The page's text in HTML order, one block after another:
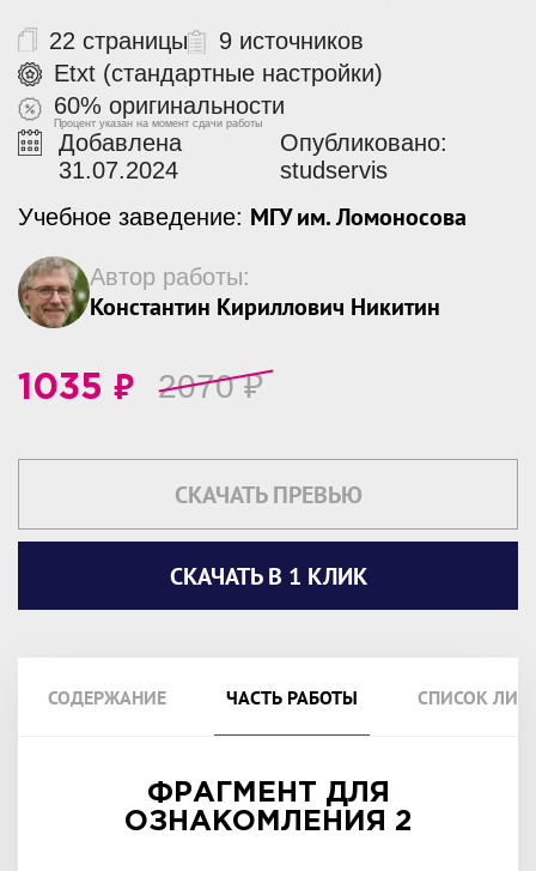
22 страницы
9 источников
Etxt (стандартные настройки)
60% оригинальности
Процент указан на момент сдачи работы
Добавлена
31.07.2024
Опубликовано:
studservis
Учебное заведение: МГУ им. Ломоносова
Автор работы:
Константин Кириллович Никитин
1035 ₽ 2070₽
СКАЧАТЬ ПРЕВЬЮ
СКАЧАТЬ В 1 КЛИК
СОДЕРЖАНИЕ ЧАСТЬ РАБОТЫ СПИСОК
ФРАГМЕНТ ДЛЯ
ОЗНАКОМЛЕНИЯ 2